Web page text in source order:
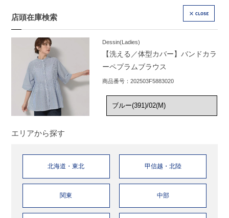
店頭在庫検索
Dessin(Ladies)
【洗える／体型カバー】バンドカラ
ーペプラムブラウス
商品番号：202503F5883020
エリアから探す
北海道・東北 甲信越・北陸
関東 中部